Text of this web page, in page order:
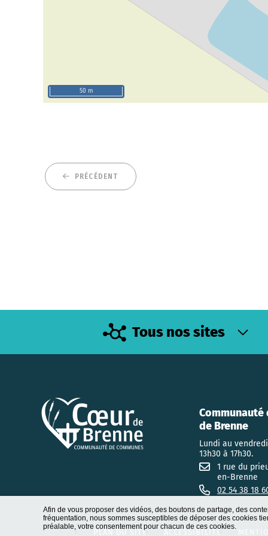
Afin de vous proposer des vidéos, des boutons de partage, des
fréquentation, nous sommes susceptibles de déposer des cookies
préalable, votre consentement pour chacun de ces cookies.
50 m
PRÉCÉDENT
Tous nos sites
Communauté
de Brenne
Lundi au
13h30 à 17h30.
1 rue du
en-Brenne
02 54 38 18
PLAN DU SITE ACCESSIBILITÉ